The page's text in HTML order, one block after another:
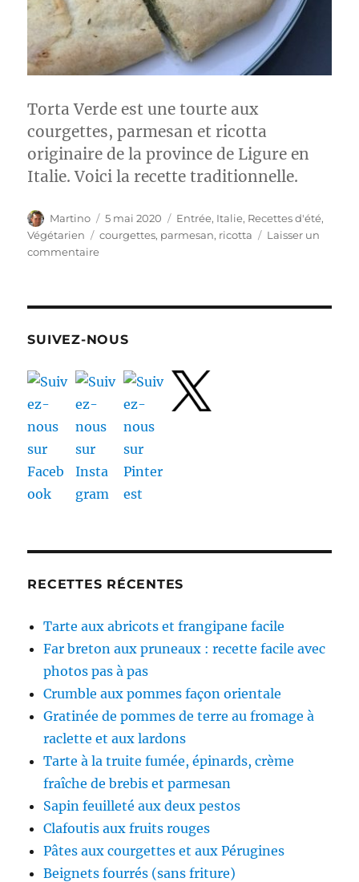
Torta Verde est une tourte aux
courgettes, parmesan et ricotta
originaire de la province de Ligure en
Italie. Voici la recette traditionnelle.
Auteur
Martino
Publié
le
5 mai 2020 Catégories
Entrée, Italie, Recettes d'été,
Végétarien
Étiquettes
courgettes, parmesan, ricotta
Laisser un
commentairesur
Courgettes)
SUIVEZ-NOUS
RECETTES RÉCENTES
Tarte aux abricots et frangipane facile
Far breton aux pruneaux : recette facile avec
photos pas à pas
Crumble aux pommes façon orientale
Gratinée de pommes de terre au fromage à
raclette et aux lardons
Tarte à la truite fumée, épinards, crème
fraîche de brebis et parmesan
Sapin feuilleté aux deux pestos
Clafoutis aux fruits rouges
Pâtes aux courgettes et aux Pérugines
Beignets fourrés (sans friture)